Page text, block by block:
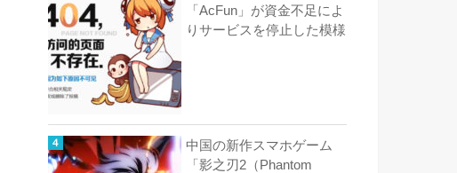
「AcFun」が資金不足によ
りサービスを停止した模様
中国の新作スマホゲーム
「影之刃2（Phantom